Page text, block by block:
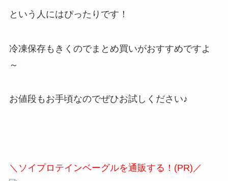
という人にはぴったりです！
冷凍保存もきくのでまとめ買いがおすすめですよ
～
お値段もお手頃なのでぜひお試しください♪
＼ソイプロテインベーグルを通販する！(PR)／